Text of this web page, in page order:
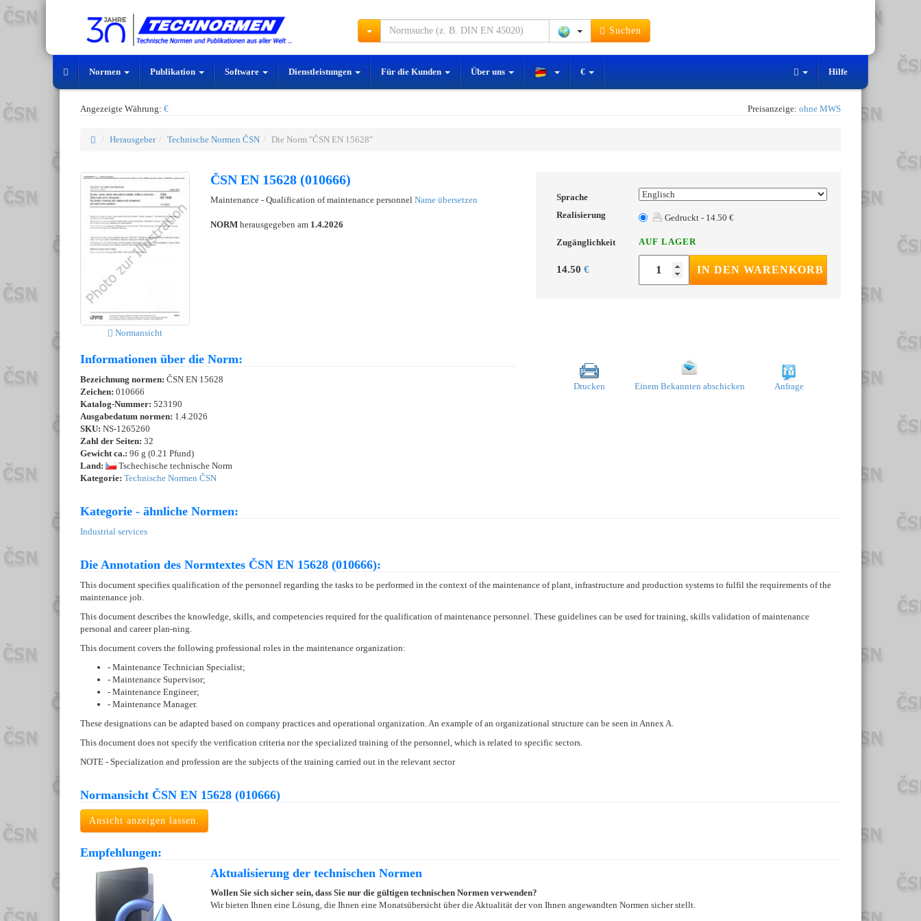
Suchen
Normen Publikation Software Dienstleistungen Für die Kunden Über uns € Hilfe
Angezeigte Währung: € Preisanzeige: ohne MWS
Herausgeber Technische Normen ČSN Die Norm "ČSN EN 15628"
Normansicht
ČSN EN 15628 (010666)
Maintenance - Qualification of maintenance personnel Name übersetzen
NORM herausgegeben am 1.4.2026
Sprache
Realisierung
Gedruckt - 14.50 €
Zugänglichkeit AUF LAGER
14.50 € IN DEN WARENKORB
Informationen über die Norm:
Bezeichnung normen: ČSN EN 15628
Zeichen: 010666
Katalog-Nummer: 523190
Ausgabedatum normen: 1.4.2026
SKU: NS-1265260
Zahl der Seiten: 32
Gewicht ca.: 96 g (0.21 Pfund)
Land:
Tschechische technische Norm
Kategorie: Technische Normen ČSN
Drucken Einem Bekannten abschicken Anfrage
Kategorie - ähnliche Normen:
Industrial services
Die Annotation des Normtextes ČSN EN 15628 (010666):
This document specifies qualification of the personnel regarding the tasks to be performed in the context of the maintenance of plant, infrastructure and production systems to fulfil the requirements of the
maintenance job.
This document describes the knowledge, skills, and competencies required for the qualification of maintenance personnel. These guidelines can be used for training, skills validation of maintenance
personal and career plan-ning.
This document covers the following professional roles in the maintenance organization:
- Maintenance Technician Specialist;
- Maintenance Supervisor;
- Maintenance Engineer;
- Maintenance Manager.
These designations can be adapted based on company practices and operational organization. An example of an organizational structure can be seen in Annex A.
This document does not specify the verification criteria nor the specialized training of the personnel, which is related to specific sectors.
NOTE - Specialization and profession are the subjects of the training carried out in the relevant sector
Normansicht ČSN EN 15628 (010666)
Ansicht anzeigen lassen.
Empfehlungen:
Aktualisierung der technischen Normen
Wollen Sie sich sicher sein, dass Sie nur die gültigen technischen Normen verwenden?
Wir bieten Ihnen eine Lösung, die Ihnen eine Monatsübersicht über die Aktualität der von Ihnen angewandten Normen sicher stellt.